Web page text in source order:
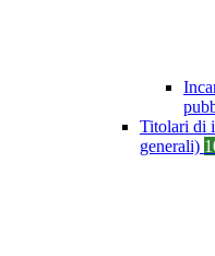
Titolari di
generali)